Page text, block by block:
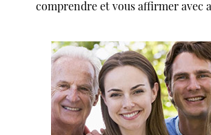
comprendre et vous affirmer avec